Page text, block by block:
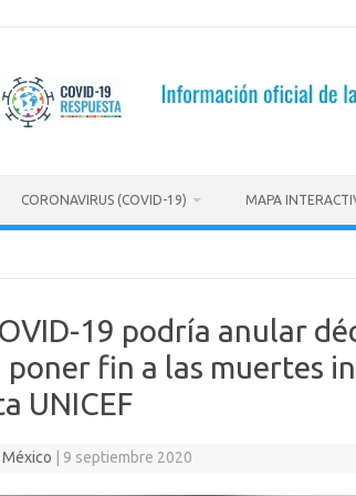
CORONAVIRUS (COVID-19) MAPA
19 podría anular
poner fin a las muertes
UNICEF
México 9 septiembre 2020